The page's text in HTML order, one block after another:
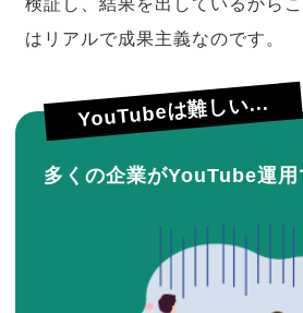
はリアルで成果主義なのです。
YouTubeは難しい...
多くの企業がYouTube運用